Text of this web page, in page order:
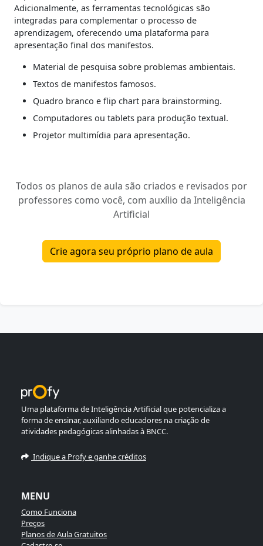
Adicionalmente, as ferramentas tecnológicas são
integradas para complementar o processo de
aprendizagem, oferecendo uma plataforma para
apresentação final dos manifestos.
Material de pesquisa sobre problemas ambientais.
Textos de manifestos famosos.
Quadro branco e flip chart para brainstorming.
Computadores ou tablets para produção textual.
Projetor multimídia para apresentação.
Todos os planos de aula são criados e revisados por
professores como você, com auxílio da Inteligência
Artificial
Crie agora seu próprio plano de aula
Uma plataforma de Inteligência Artificial que potencializa a
forma de ensinar, auxiliando educadores na criação de
atividades pedagógicas alinhadas à BNCC.
Indique a Profy e ganhe créditos
MENU
Como Funciona
Preços
Planos de Aula Gratuitos